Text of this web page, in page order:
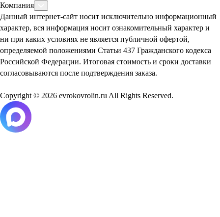
Компания
Данный интернет-сайт носит исключительно информационный
характер, вся информация носит ознакомительный характер и
ни при каких условиях не является публичной офертой,
определяемой положениями Статьи 437 Гражданского кодекса
Российской Федерации. Итоговая стоимость и сроки доставки
согласовываются после подтверждения заказа.
Copyright © 2026 evrokovrolin.ru All Rights Reserved.